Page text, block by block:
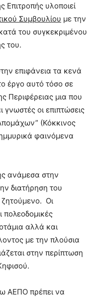
υλοποιεί
Συμβουλίου με την
του συγκεκριμένου
του.
επιφάνεια τα κενά
έργο αυτό τόσο σε
Περιφέρειας μια που
γνωστές οι επιπτώσεις
(Κόκκινος
φαινόμενα
ανάμεσα στην
διατήρηση του
ζητούμενο. Οι
πολεοδομικές
αλλά και
με την πλούσια
στην περίπτωση
ΑΕΠΟ πρέπει να